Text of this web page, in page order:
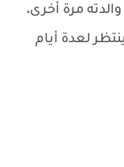
مرة أخرى،
لعدة أيام